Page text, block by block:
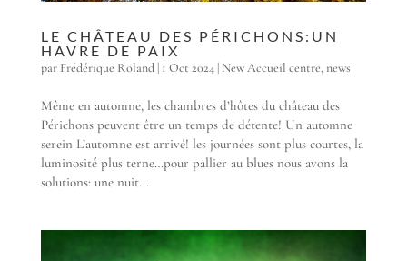
LE CHÂTEAU DES PÉRICHONS:UN
HAVRE DE PAIX
par Frédérique Roland| 1 Oct 2024| New Accueil centre,news
Même en automne, les chambres d’hôtes du château des
Périchons peuvent être un temps de détente! Un automne
serein L’automne est arrivé! les journées sont plus courtes, la
luminosité plus terne…pour pallier au blues nous avons la
solutions: une nuit...